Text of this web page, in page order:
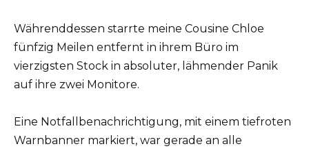
Währenddessen starrte meine Cousine Chloe
fünfzig Meilen entfernt in ihrem Büro im
vierzigsten Stock in absoluter, lähmender Panik
auf ihre zwei Monitore.
Eine Notfallbenachrichtigung, mit einem tiefroten
Warnbanner markiert, war gerade an alle